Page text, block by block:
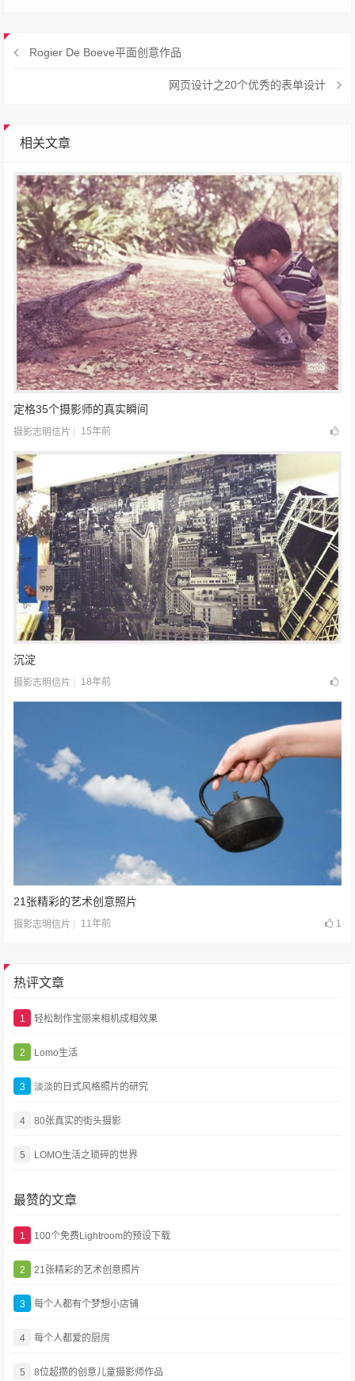
Rogier De Boeve平面创意作品
网页设计之20个优秀的表单设计
相关文章
定格35个摄影师的真实瞬间
摄影志明信片 15年前
沉淀
摄影志明信片 18年前
21张精彩的艺术创意照片
摄影志明信片 11年前 1
热评文章
1 轻松制作宝丽来相机成相效果
2 Lomo生活
3 淡淡的日式风格照片的研究
4 80张真实的街头摄影
5 LOMO生活之琐碎的世界
最赞的文章
1 100个免费Lightroom的预设下载
2 21张精彩的艺术创意照片
3 每个人都有个梦想小店铺
4 每个人都爱的厨房
5 8位超攒的创意儿童摄影师作品